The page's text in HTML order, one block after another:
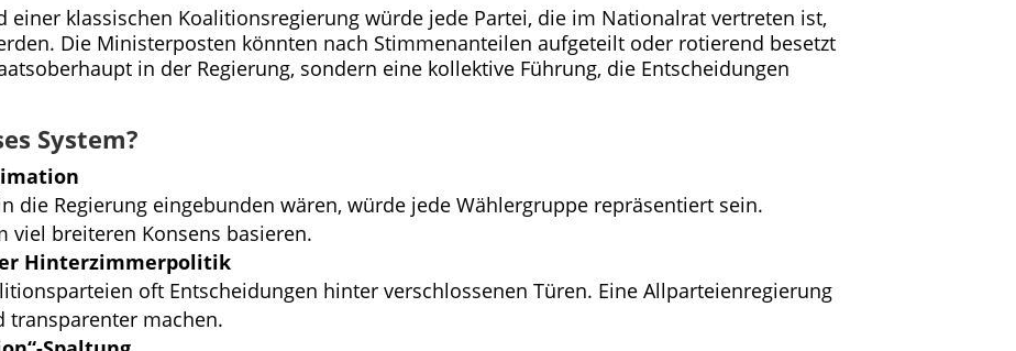
einer klassischen Koalitionsregierung würde jede Partei, die im Nationalrat vertreten ist,
Die Ministerposten könnten nach Stimmenanteilen aufgeteilt oder rotierend besetzt
in der Regierung, sondern eine kollektive Führung, die Entscheidungen
System?
die Regierung eingebunden wären, würde jede Wählergruppe repräsentiert sein.
viel breiteren Konsens basieren.
Hinterzimmerpolitik
oft Entscheidungen hinter verschlossenen Türen. Eine Allparteienregierung
transparenter machen.